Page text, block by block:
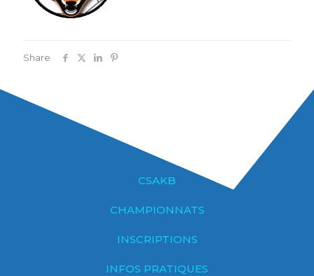
Share
CSAKB
CHAMPIONNATS
INSCRIPTIONS
INFOS PRATIQUES